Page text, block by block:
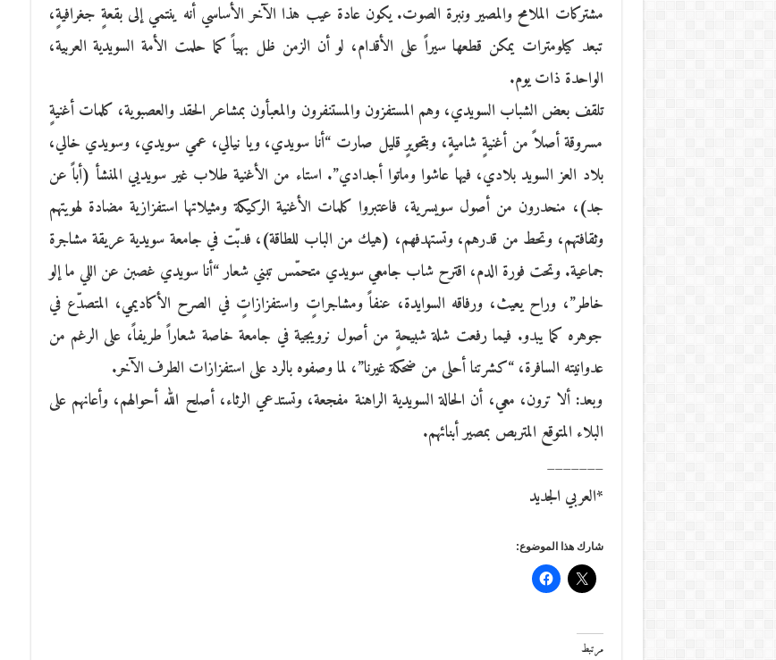
مشتركات الملامح والمصير ونبرة الصوت. يكون عادة عيب هذا الآخر الأساسي أنه ينتمي إلى بقعةٍ جغرافيةٍ،
تبعد كيلومترات يمكن قطعها سيراً على الأقدام، لو أن الزمن ظل بهياً كما حلمت الأمة السويدية العربية،
الواحدة ذات يوم.
تلقف بعض الشباب السويدي، وهم المستفزون والمستنفرون والمعبأون بمشاعر الحقد والعصبوية، كلمات أغنيةٍ
مسروقة أصلاً من أغنيةٍ شاميةٍ، وبتحويرٍ قليل صارت “أنا سويدي، ويا نيالي، عمي سويدي، وسويدي خالي،
بلاد العز السويد بلادي، فيها عاشوا وماتوا أجدادي”. استاء من الأغنية طلاب غير سويديي المنشأ (أباً عن
جد)، منحدرون من أصول سويسرية، فاعتبروا كلمات الأغنية الركيكة ومثيلاتها استفزازية مضادة لهويتهم
وثقافتهم، وتحط من قدرهم، وتستهدفهم، (هيك من الباب للطاقة)، فدبّت في جامعة سويدية عريقة مشاجرة
جماعية. وتحت فورة الدم، اقترح شاب جامعي سويدي متحمّس تبني شعار “أنا سويدي غصبن عن اللي ما إلو
خاطر”، وراح يعيث، ورفاقه السوايدة، عنفاً ومشاجراتٍ واستفزازاتٍ في الصرح الأكاديمي، المتصدّع في
جوهره كما يبدو. فيما رفعت شلة شبيحةٍ من أصول نرويجية في جامعة خاصة شعاراً طريفاً، على الرغم من
عدوانيته السافرة، “كشرتنا أحلى من ضحكة غيرنا”، لما وصفوه بالرد على استفزازات الطرف الآخر.
وبعد: ألا ترون، معي، أن الحالة السويدية الراهنة مفجعة، وتستدعي الرثاء، أصلح الله أحوالهم، وأعانهم على
البلاء المتوقع المتربص بمصير أبنائهم.
_______
*العربي الجديد
شارك هذا الموضوع:
مرتبط